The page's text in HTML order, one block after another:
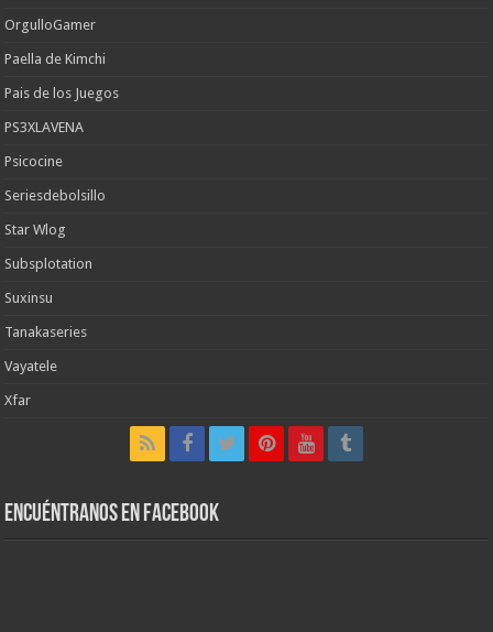
OrgulloGamer
Paella de Kimchi
Pais de los Juegos
PS3XLAVENA
Psicocine
Seriesdebolsillo
Star Wlog
Subsplotation
Suxinsu
Tanakaseries
Vayatele
Xfar
Encuéntranos en Facebook